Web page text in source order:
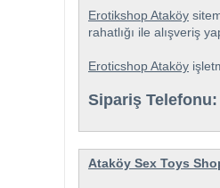
Erotikshop Ataköy
rahatlığı ile alışveriş
Eroticshop Ataköy
Sipariş Telefonu:
Ataköy Sex Toys